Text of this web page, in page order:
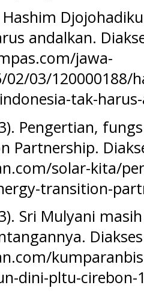
andalkan.
jawa-
03/120000188/
tak-
Pengertian,
Partnership.
solar-kita/
transition-
Sri Mulyani
dini-pltu-